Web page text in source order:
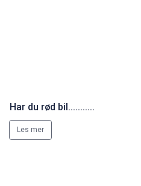
Har du rød bil...........
Les mer